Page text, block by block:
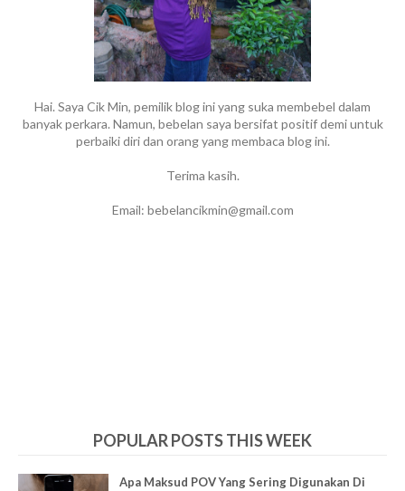
Hai. Saya Cik Min, pemilik blog ini yang suka membebel dalam
banyak perkara. Namun, bebelan saya bersifat positif demi untuk
perbaiki diri dan orang yang membaca blog ini.
Terima kasih.
Email: bebelancikmin@gmail.com
POPULAR POSTS THIS WEEK
Apa Maksud POV Yang Sering Digunakan Di